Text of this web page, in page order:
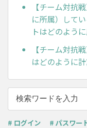
【チーム対抗
に所属）して
トはどのよう
【チーム対抗
はどのように
# ログイン # パスワー